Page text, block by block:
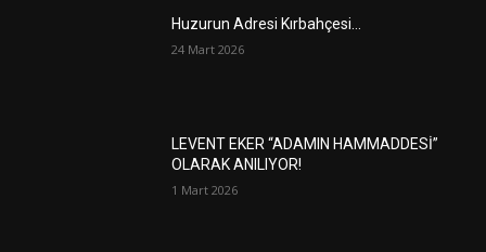
Huzurun Adresi Kırbahçesi…
24 Mart 2026
LEVENT EKER “ADAMIN HAMMADDESİ”
OLARAK ANILIYOR!
1 Mart 2026